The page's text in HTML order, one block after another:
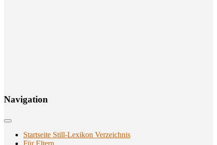
Navi­ga­ti­on
Startseite Still-Lexikon Verzeichnis
Für Eltern